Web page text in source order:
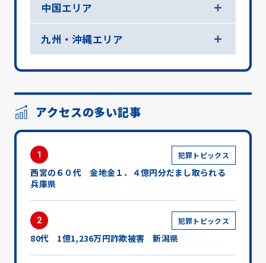
中国エリア
九州・沖縄エリア
アクセスの多い記事
1 犯罪トピックス
西宮の６０代 金地金１．４億円分だまし取られる
兵庫県
2 犯罪トピックス
80代 1億1,236万円詐欺被害 新潟県